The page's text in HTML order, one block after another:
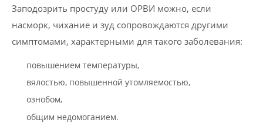
Заподозрить простуду или ОРВИ можно, если
насморк, чихание и зуд сопровождаются другими
симптомами, характерными для такого заболевания:
повышением температуры,
вялостью, повышенной утомляемостью,
ознобом,
общим недомоганием.